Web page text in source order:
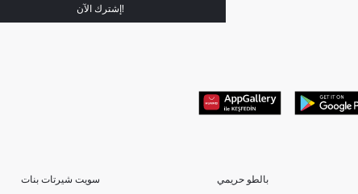
!إشترك الآن
بالطو حريمي سويت شيرتات بنات